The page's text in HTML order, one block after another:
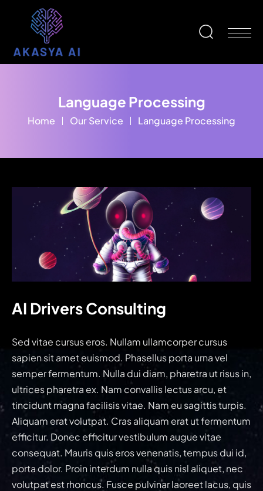
Language Processing
Home Our Service Language Processing
AI Drivers Consulting
Sed vitae cursus eros. Nullam ullamcorper cursus
sapien sit amet euismod. Phasellus porta urna vel
semper fermentum. Nulla dui diam, pharetra ut risus in,
ultrices pharetra ex. Nam convallis lectus arcu, et
tincidunt magna facilisis vitae. Nam eu sagittis turpis.
Aliquam erat volutpat. Cras aliquam erat ut fermentum
efficitur. Donec efficitur vestibulum augue vitae
consequat. Mauris quis eros venenatis, tempus dui id,
porta dolor. Proin interdum nulla quis nisl aliquet, nec
volutpat est rhoncus. Fusce pulvinar laoreet lacus, quis